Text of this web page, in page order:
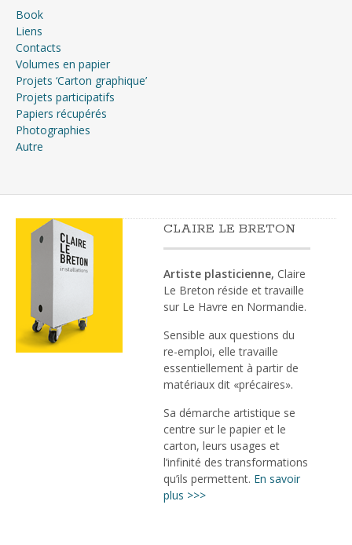
Book
Liens
Contacts
Volumes en papier
Projets ‘Carton graphique’
Projets participatifs
Papiers récupérés
Photographies
Autre
CLAIRE LE BRETON
Artiste plasticienne, Claire
Le Breton réside et travaille
sur Le Havre en Normandie.
Sensible aux questions du
re-emploi, elle travaille
essentiellement à partir de
matériaux dit «précaires».
Sa démarche artistique se
centre sur le papier et le
carton, leurs usages et
l’infinité des transformations
qu’ils permettent. En savoir
plus >>>